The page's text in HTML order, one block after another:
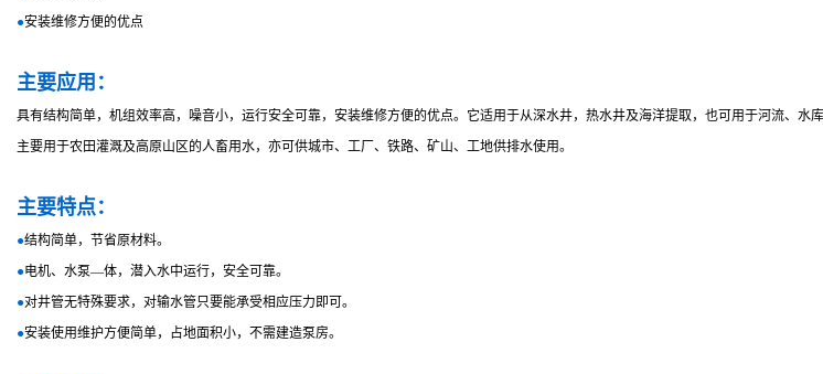
●安装维修方便的优点
主要应用：
具有结构简单，机组效率高，噪音小，运行安全可靠，安装维修方便的优点。它适用于从深水井，热水井及海洋提取，也可用于河流、水库
主要用于农田灌溉及高原山区的人畜用水，亦可供城市、工厂、铁路、矿山、工地供排水使用。
主要特点：
●结构简单，节省原材料。
●电机、水泵—体，潜入水中运行，安全可靠。
●对井管无特殊要求，对输水管只要能承受相应压力即可。
●安装使用维护方便简单，占地面积小，不需建造泵房。